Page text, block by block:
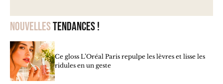
Nouvellestendances !
Ce gloss L’Oréal Paris repulpe les lèvres et lisse les
ridules en un geste